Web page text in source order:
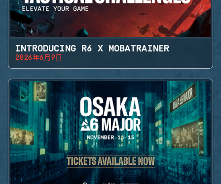
INTRODUCING R6 X MOBATRAINER
2026年6月9日